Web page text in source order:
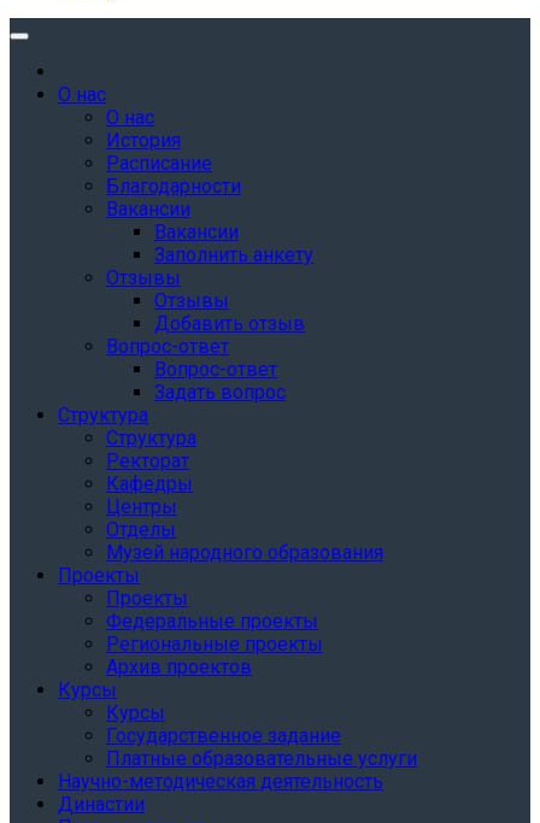
О нас
О нас
История
Расписание
Благодарности
Вакансии
Вакансии
Заполнить анкету
Отзывы
Отзывы
Добавить отзыв
Вопрос-ответ
Вопрос-ответ
Задать вопрос
Структура
Структура
Ректорат
Кафедры
Центры
Отделы
Музей народного образования
Проекты
Проекты
Федеральные проекты
Региональные проекты
Архив проектов
Курсы
Курсы
Государственное задание
Платные образовательные услуги
Научно-методическая деятельность
Династии